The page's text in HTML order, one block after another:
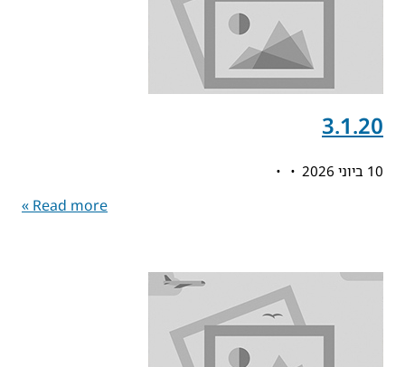
3.1.20
10 ביוני 2026
Read more »